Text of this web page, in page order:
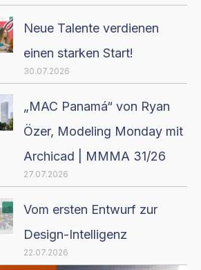
Neue Talente verdienen
einen starken Start!
30.07.2026
„MAC Panamá“ von Ryan
Özer, Modeling Monday mit
Archicad | MMMA 31/26
27.07.2026
Vom ersten Entwurf zur
Design-Intelligenz
22.07.2026